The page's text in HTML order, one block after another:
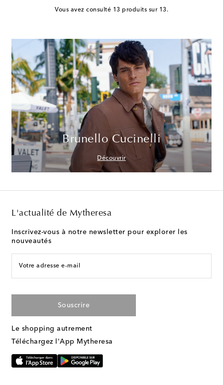
Vous avez consulté 13 produits sur 13.
Brunello Cucinelli
Découvrir
L'actualité de Mytheresa
Inscrivez-vous à notre newsletter pour explorer les
nouveautés
Votre adresse e-mail
Souscrire
Le shopping autrement
Téléchargez l'App Mytheresa